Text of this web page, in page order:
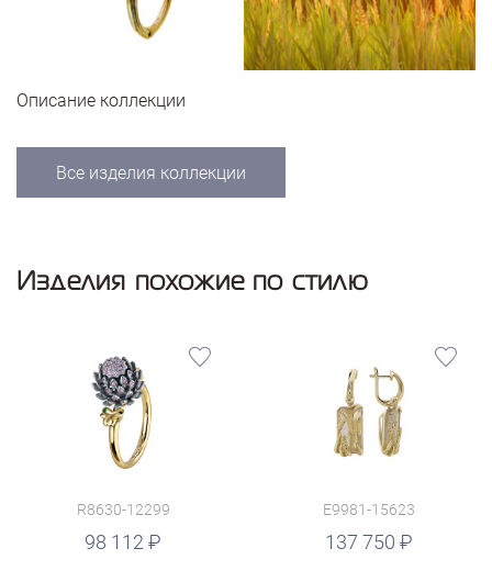
Описание коллекции
Все изделия коллекции
Изделия похожие по стилю
R8630-12299
98 112
E9981-15623
137 750
руб.